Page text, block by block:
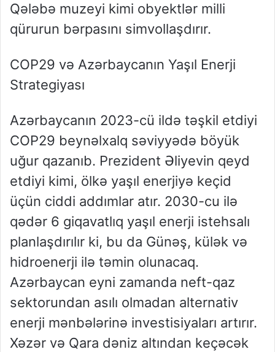
Qələbə muzeyi kimi obyektlər milli
qürurun bərpasını simvollaşdırır.
COP29 və Azərbaycanın Yaşıl Enerji
Strategiyası
Azərbaycanın 2023-cü ildə təşkil etdiyi
COP29 beynəlxalq səviyyədə böyük
uğur qazanıb. Prezident Əliyevin qeyd
etdiyi kimi, ölkə yaşıl enerjiyə keçid
üçün ciddi addımlar atır. 2030-cu ilə
qədər 6 giqavatlıq yaşıl enerji istehsalı
planlaşdırılır ki, bu da Günəş, külək və
hidroenerji ilə təmin olunacaq.
Azərbaycan eyni zamanda neft-qaz
sektorundan asılı olmadan alternativ
enerji mənbələrinə investisiyaları artırır.
Xəzər və Qara dəniz altından keçəcək